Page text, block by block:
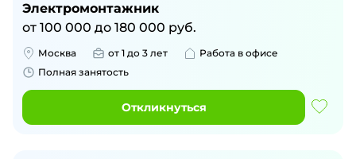
Электромонтажник
от 100 000 до 180 000 руб.
Москва от 1 до 3 лет
Работа в офисе
Полная занятость
Откликнуться